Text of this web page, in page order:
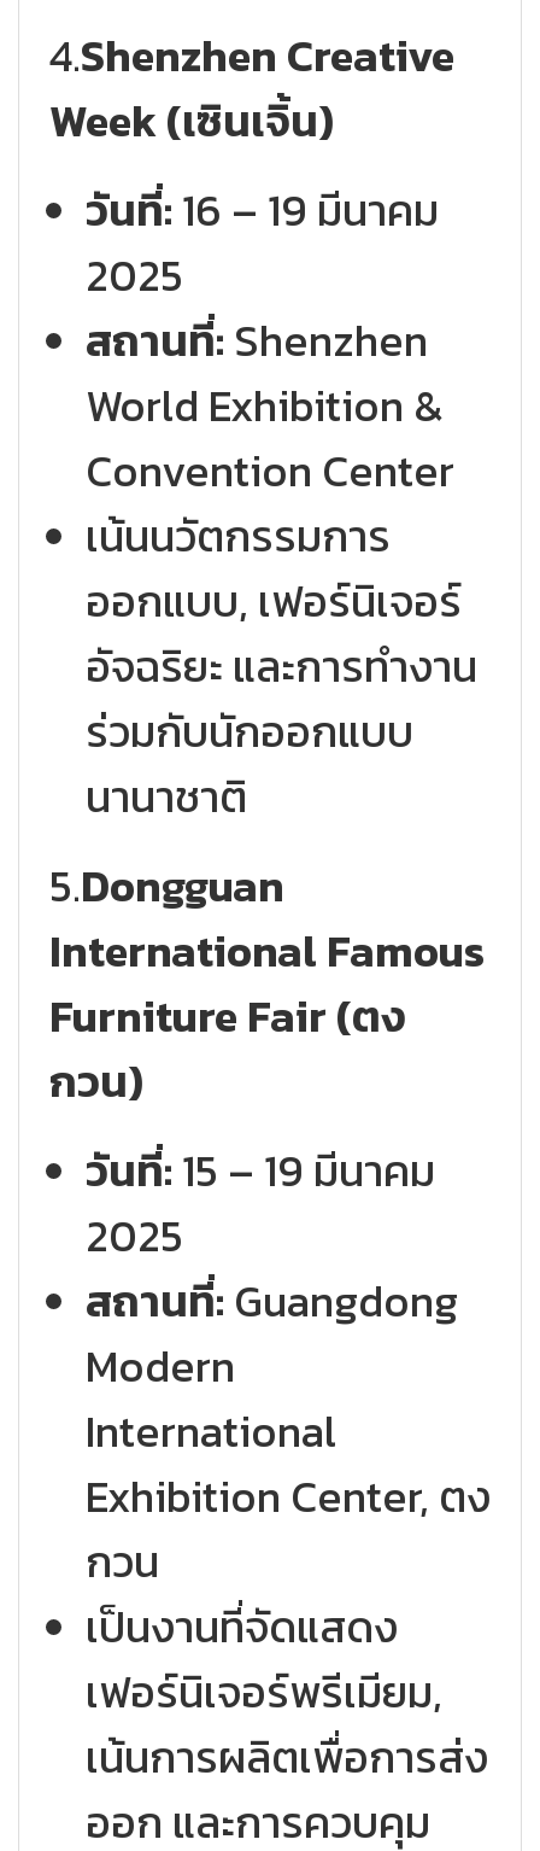
4.Shenzhen Creative
Week (เซินเจิ้น)
วันที่:16 – 19 มีนาคม
2025
สถานที่: Shenzhen
World Exhibition &
Convention Center
เน้นนวัตกรรมการ
ออกแบบ, เฟอร์นิเจอร์
อัจฉริยะ และการทำงาน
ร่วมกับนักออกแบบ
นานาชาติ
5.Dongguan
International Famous
Furniture Fair (ตง
กวน)
วันที่:15 – 19 มีนาคม
2025
สถานที่: Guangdong
Modern
International
Exhibition Center, ตง
กวน
เป็นงานที่จัดแสดง
เฟอร์นิเจอร์พรีเมียม,
เน้นการผลิตเพื่อการส่ง
ออก และการควบคุม